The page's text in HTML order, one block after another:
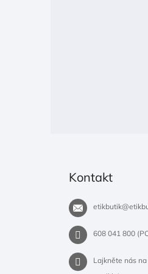
Kontakt
etikbutik@
608 041 800
Lajkněte nás